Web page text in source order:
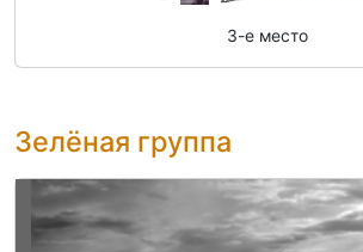
3-e место
Зелёная группа